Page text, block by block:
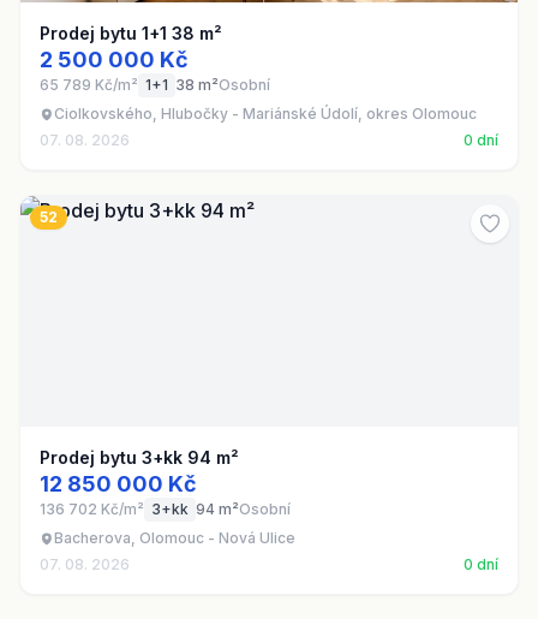
Prodej bytu 1+1 38 m²
2 500 000 Kč
65 789 Kč/m² 1+1 38 m²Osobní
Ciolkovského, Hlubočky - Mariánské Údolí, okres Olomouc
07. 08. 2026
0 dní
52
Prodej bytu 3+kk 94 m²
12 850 000 Kč
136 702 Kč/m² 3+kk 94 m²Osobní
Bacherova, Olomouc - Nová Ulice
07. 08. 2026
0 dní